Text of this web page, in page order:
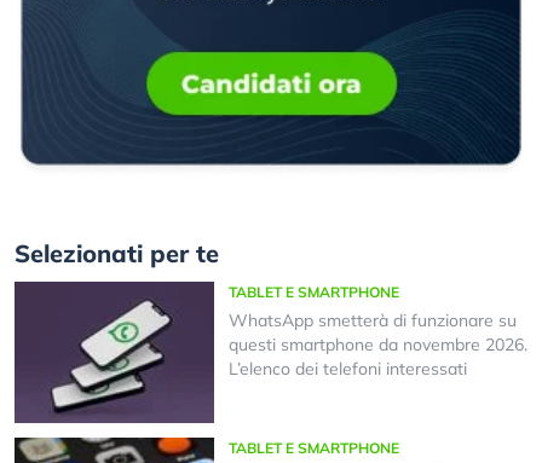
Selezionati per te
TABLET E SMARTPHONE
WhatsApp smetterà di funzionare su
questi smartphone da novembre 2026.
L’elenco dei telefoni interessati
TABLET E SMARTPHONE